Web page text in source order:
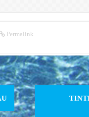
Permalink